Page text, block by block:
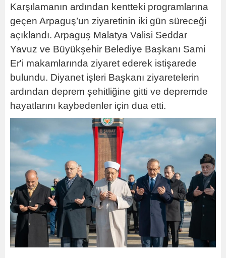
Karşılamanın ardından kentteki programlarına
geçen Arpaguş’un ziyaretinin iki gün süreceği
açıklandı. Arpaguş Malatya Valisi Seddar
Yavuz ve Büyükşehir Belediye Başkanı Sami
Er'i makamlarında ziyaret ederek istişarede
bulundu. Diyanet işleri Başkanı ziyaretelerin
ardından deprem şehitliğine gitti ve depremde
hayatlarını kaybedenler için dua etti.